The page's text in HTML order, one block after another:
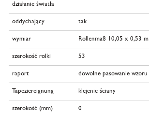
działanie światła
oddychający tak
wymiar Rollenmaß 10,05 x 0,53 m
szerokość rolki 53
raport dowolne pasowanie wzoru
Tapeziereignung klejenie ściany
szerokość (mm) 0